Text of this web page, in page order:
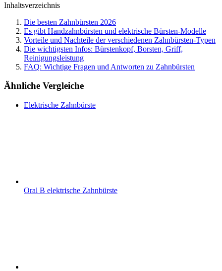
Inhaltsverzeichnis
Die besten Zahnbürsten 2026
Es gibt Handzahnbürsten und elektrische Bürsten-Modelle
Vorteile und Nachteile der verschiedenen Zahnbürsten-Typen
Die wichtigsten Infos: Bürstenkopf, Borsten, Griff,
Reinigungsleistung
FAQ: Wichtige Fragen und Antworten zu Zahnbürsten
Ähnliche Vergleiche
Elektrische Zahnbürste
Oral B elektrische Zahnbürste